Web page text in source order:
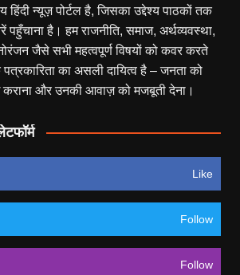
हिंदी न्यूज़ पोर्टल है, जिसका उद्देश्य पाठकों तक
पहुँचाना है। हम राजनीति, समाज, अर्थव्यवस्था,
जैसे सभी महत्वपूर्ण विषयों को कवर करते
पत्रकारिता का असली दायित्व है – जनता को
कराना और उनकी आवाज़ को मजबूती देना।
Like
Follow
Follow